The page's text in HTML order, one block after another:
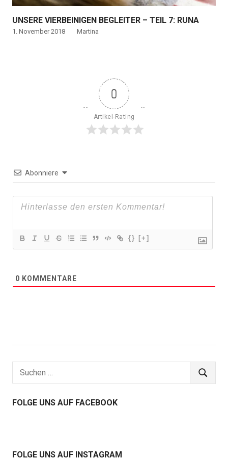
UNSERE VIERBEINIGEN BEGLEITER – TEIL 7: RUNA
1. November 2018 Martina
0
Artikel-Rating
Abonniere
{} [+]
0 KOMMENTARE
Suchen
SUCHEN
FOLGE UNS AUF FACEBOOK
FOLGE UNS AUF INSTAGRAM